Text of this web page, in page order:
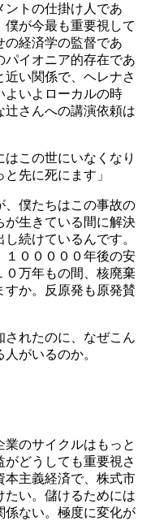
ントの仕掛け人であ
僕が今最も重要視して
の経済学の監督であ
パイオニア的存在であ
い関係で、ヘレナさ
よいよローカルの時
さんへの講演依頼は
はこの世にいなくなり
先に死にます」
、僕たちはこの事故の
が生きている間に解決
続けているんです。
１０００００年後の安
０万年もの間、核廃棄
か。反原発も原発賛
されたのに、なぜこん
がいるのか。
のサイクルはもっと
どうしても重要視さ
本主義経済で、株式市
い。儲けるためには
係ない。極度に変化が